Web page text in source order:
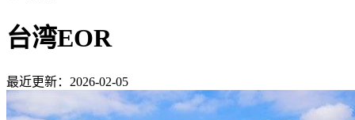
台湾EOR
最近更新：2026-02-05